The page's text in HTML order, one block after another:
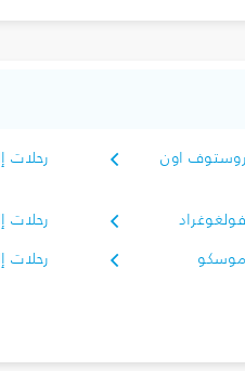
اون
رحلات
رحلات
رحلات